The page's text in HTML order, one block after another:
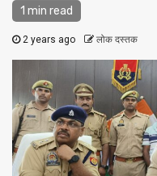
1 min read
2 years ago लोक दस्तक